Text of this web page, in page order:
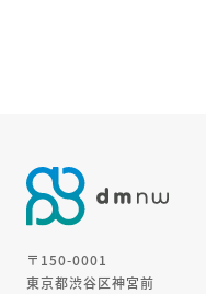
〒150-0001
東京都渋谷区神宮前